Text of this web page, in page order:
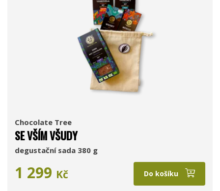
Chocolate Tree
SE VŠÍM VŠUDY
degustační sada 380 g
1 299 Kč Do košíku